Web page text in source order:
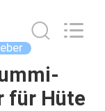
für Hüte